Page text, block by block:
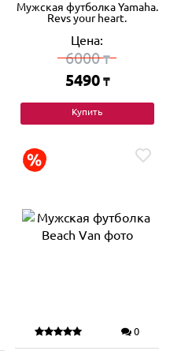
Мужская футболка Yamaha.
Revs your heart.
Цена:
6000₸
5490 ₸
Купить
0